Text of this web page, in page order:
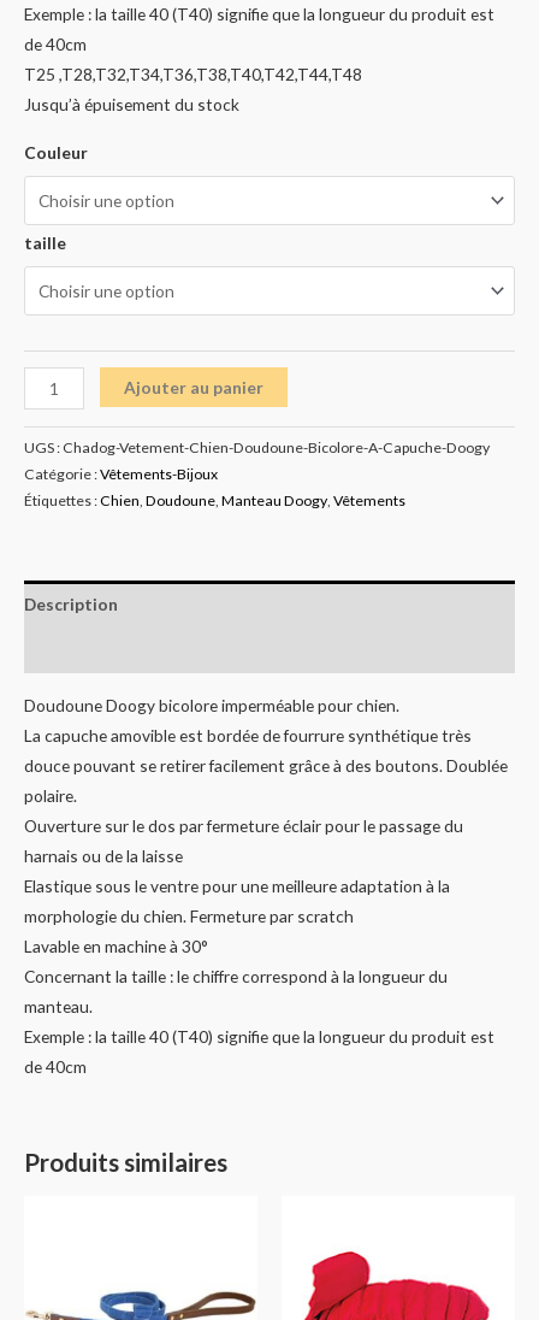
Exemple : la taille 40 (T40) signifie que la longueur du produit est
de 40cm
T25 ,T28,T32,T34,T36,T38,T40,T42,T44,T48
Jusqu’à épuisement du stock
Couleur
taille
Ajouter au panier
UGS : Chadog-Vetement-Chien-Doudoune-Bicolore-A-Capuche-Doogy
Catégorie :Vêtements-Bijoux
Étiquettes :Chien, Doudoune, Manteau Doogy, Vêtements
Description
Doudoune Doogy bicolore imperméable pour chien.
La capuche amovible est bordée de fourrure synthétique très
douce pouvant se retirer facilement grâce à des boutons. Doublée
polaire.
Ouverture sur le dos par fermeture éclair pour le passage du
harnais ou de la laisse
Elastique sous le ventre pour une meilleure adaptation à la
morphologie du chien. Fermeture par scratch
Lavable en machine à 30°
Concernant la taille : le chiffre correspond à la longueur du
manteau.
Exemple : la taille 40 (T40) signifie que la longueur du produit est
de 40cm
Produits similaires